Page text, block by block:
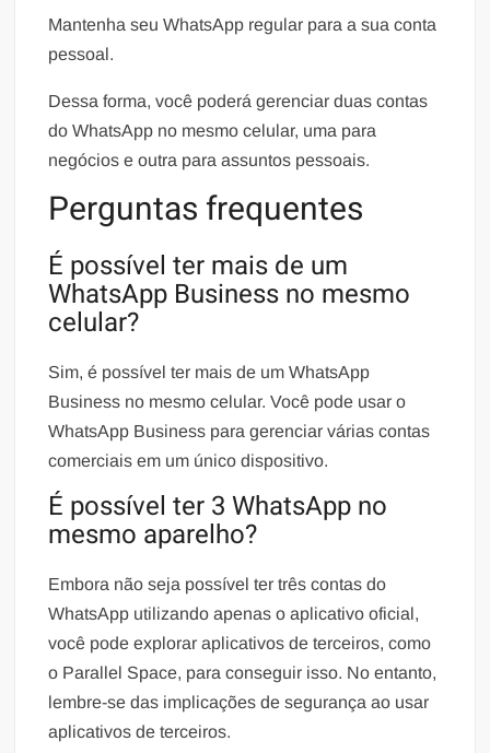
Mantenha seu WhatsApp regular para a sua conta
pessoal.
Dessa forma, você poderá gerenciar duas contas
do WhatsApp no mesmo celular, uma para
negócios e outra para assuntos pessoais.
Perguntas frequentes
É possível ter mais de um
WhatsApp Business no mesmo
celular?
Sim, é possível ter mais de um WhatsApp
Business no mesmo celular. Você pode usar o
WhatsApp Business para gerenciar várias contas
comerciais em um único dispositivo.
É possível ter 3 WhatsApp no
mesmo aparelho?
Embora não seja possível ter três contas do
WhatsApp utilizando apenas o aplicativo oficial,
você pode explorar aplicativos de terceiros, como
o Parallel Space, para conseguir isso. No entanto,
lembre-se das implicações de segurança ao usar
aplicativos de terceiros.